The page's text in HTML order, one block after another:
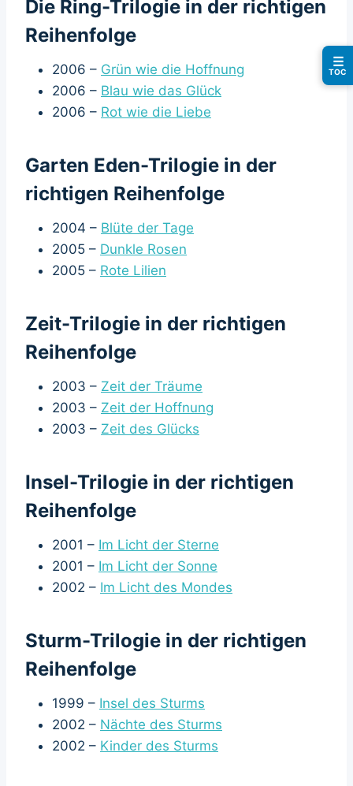
Die Ring-Trilogie in der richtigen
Reihenfolge
2006 – Grün wie die Hoffnung
2006 – Blau wie das Glück
2006 – Rot wie die Liebe
Garten Eden-Trilogie in der
richtigen Reihenfolge
2004 – Blüte der Tage
2005 – Dunkle Rosen
2005 – Rote Lilien
Zeit-Trilogie in der richtigen
Reihenfolge
2003 – Zeit der Träume
2003 – Zeit der Hoffnung
2003 – Zeit des Glücks
Insel-Trilogie in der richtigen
Reihenfolge
2001 – Im Licht der Sterne
2001 – Im Licht der Sonne
2002 – Im Licht des Mondes
Sturm-Trilogie in der richtigen
Reihenfolge
1999 – Insel des Sturms
2002 – Nächte des Sturms
2002 – Kinder des Sturms
☰
TOC